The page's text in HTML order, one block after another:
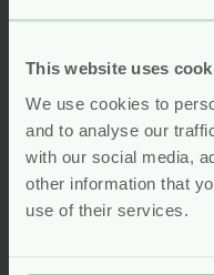
This website uses
We use cookies to
and to analyse our
with our social media,
other information that
use of their services.
€8.96.